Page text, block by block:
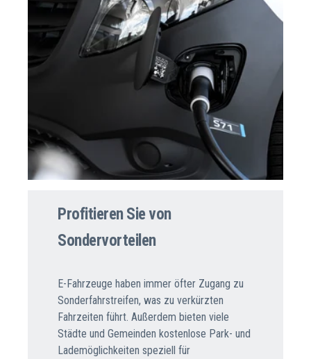
Profitieren Sie von
Sondervorteilen
E-Fahrzeuge haben immer öfter Zugang zu
Sonderfahrstreifen, was zu verkürzten
Fahrzeiten führt. Außerdem bieten viele
Städte und Gemeinden kostenlose Park- und
Lademöglichkeiten speziell für